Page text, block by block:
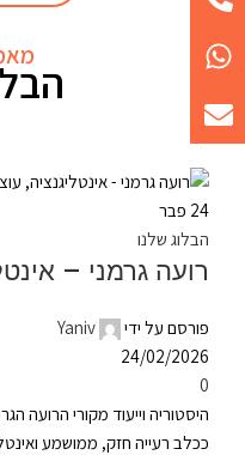
24 פבר
הבלוג שלנו
פורסם על ידי
Yaniv
24/02/2026
0
ככלב רעייה חזק, ממושמע